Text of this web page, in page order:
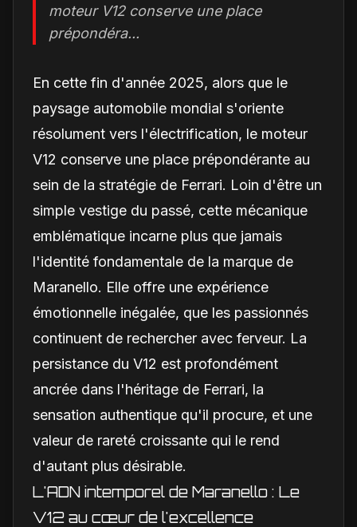
moteur V12 conserve une place
prépondéra...
En cette fin d'année 2025, alors que le
paysage automobile mondial s'oriente
résolument vers l'électrification, le moteur
V12 conserve une place prépondérante au
sein de la stratégie de Ferrari. Loin d'être un
simple vestige du passé, cette mécanique
emblématique incarne plus que jamais
l'identité fondamentale de la marque de
Maranello. Elle offre une expérience
émotionnelle inégalée, que les passionnés
continuent de rechercher avec ferveur. La
persistance du V12 est profondément
ancrée dans l'héritage de Ferrari, la
sensation authentique qu'il procure, et une
valeur de rareté croissante qui le rend
d'autant plus désirable.
L'ADN intemporel de Maranello : Le
V12 au cœur de l'excellence